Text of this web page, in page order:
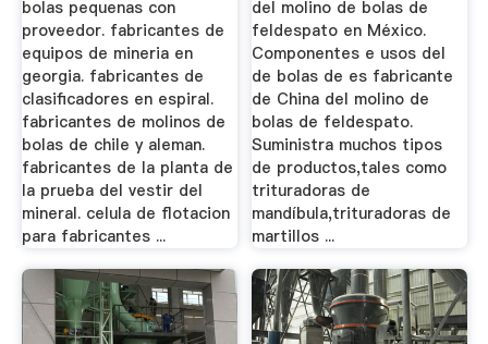
bolas pequenas con
proveedor. fabricantes de
equipos de mineria en
georgia. fabricantes de
clasificadores en espiral.
fabricantes de molinos de
bolas de chile y aleman.
fabricantes de la planta de
la prueba del vestir del
mineral. celula de flotacion
para fabricantes ...
del molino de bolas de
feldespato en México.
Componentes e usos del
de bolas de es fabricante
de China del molino de
bolas de feldespato.
Suministra muchos tipos
de productos,tales como
trituradoras de
mandíbula,trituradoras de
martillos ...